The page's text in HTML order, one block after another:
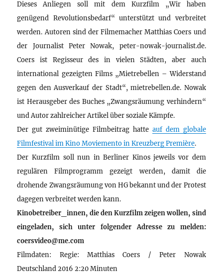
Dieses Anliegen soll mit dem Kurzfilm „Wir haben
genügend Revolutionsbedarf“ unterstützt und verbreitet
werden. Autoren sind der Filmemacher Matthias Coers und
der Journalist Peter Nowak, peter-nowak-journalist.de.
Coers ist Regisseur des in vielen Städten, aber auch
international gezeigten Films „Mietrebellen – Widerstand
gegen den Ausverkauf der Stadt“, mietrebellen.de. Nowak
ist Herausgeber des Buches „Zwangsräumung verhindern“
und Autor zahlreicher Artikel über soziale Kämpfe.
Der gut zweiminütige Filmbeitrag hatte auf dem globale
Filmfestival im Kino Moviemento in Kreuzberg Première.
Der Kurzfilm soll nun in Berliner Kinos jeweils vor dem
regulären Filmprogramm gezeigt werden, damit die
drohende Zwangsräumung von HG bekannt und der Protest
dagegen verbreitet werden kann.
Kinobetreiber_innen, die den Kurzfilm zeigen wollen, sind
eingeladen, sich unter folgender Adresse zu melden:
coersvideo@me.com
Filmdaten: Regie: Matthias Coers / Peter Nowak
Deutschland 2016 2:20 Minuten